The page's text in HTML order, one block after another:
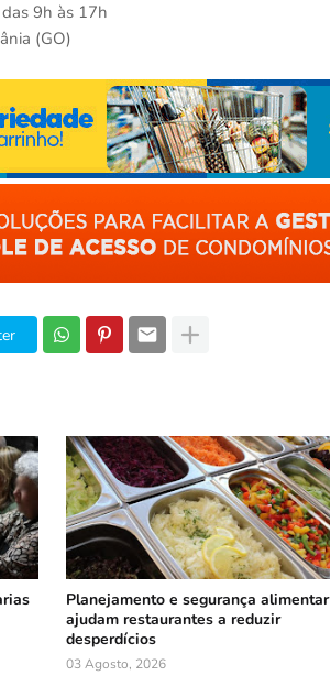
9h às 17h
(GO)
Planejamento e segurança alimentar
ajudam restaurantes a reduzir
desperdícios
03 Agosto, 2026